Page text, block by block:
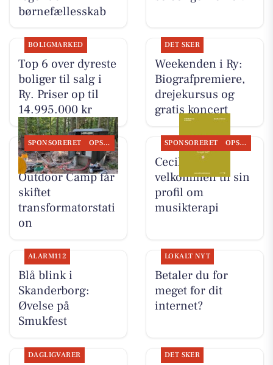
børnefællesskab
BOLIGMARKED
Top 6 over dyreste
boliger til salg i
Ry. Priser op til
14.995.000 kr
DET SKER
Weekenden i Ry:
Biografpremiere,
drejekursus og
gratis koncert
SPONSORERET OPSLAGSTAVLEN
Skyttehusets
Outdoor Camp får
skiftet
transformatorstati
on
SPONSORERET OPSLAGSTAVLEN
Cecillie byder
velkommen til sin
profil om
musikterapi
ALARM112
Blå blink i
Skanderborg:
Øvelse på
Smukfest
LOKALT NYT
Betaler du for
meget for dit
internet?
DAGLIGVARER DET SKER